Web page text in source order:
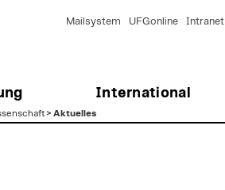
International
Mailsystem UFGonline Intranet
> Aktuelles